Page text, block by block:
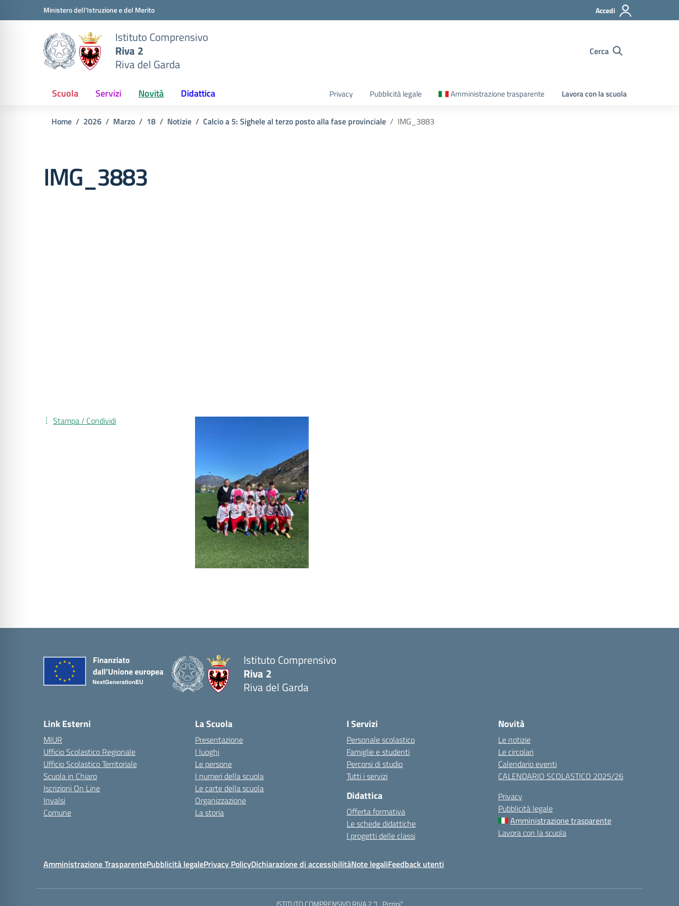
Vai ai contenuti
Vai al menu di navigazioneMinistero dell'Istruzione e del Merito Accedi
Istituto Comprensivo
Riva 2
Riva del Garda
Cerca
Scuola Servizi Novità Didattica Privacy Pubblicità legale Amministrazione trasparente Lavora con la scuola
Home 2026 Marzo 18 Notizie Calcio a 5: Sighele al terzo posto alla fase provinciale IMG_3883
IMG_3883
Stampa / Condividi
Istituto Comprensivo
Riva 2
Riva del Garda
Link Esterni
MIUR
Ufficio Scolastico Regionale
Ufficio Scolastico Territoriale
Scuola in Chiaro
Iscrizioni On Line
Invalsi
Comune
La Scuola
Presentazione
I luoghi
Le persone
I numeri della scuola
Le carte della scuola
Organizzazione
La storia
I Servizi
Personale scolastico
Famiglie e studenti
Percorsi di studio
Tutti i servizi
Didattica
Offerta formativa
Le schede didattiche
I progetti delle classi
Novità
Le notizie
Le circolari
Calendario eventi
CALENDARIO SCOLASTICO 2025/26
Privacy
Pubblicità legale
Amministrazione trasparente
Lavora con la scuola
Amministrazione TrasparentePubblicità legalePrivacy PolicyDichiarazione di accessibilitàNote legaliFeedback utenti
ISTITUTO COMPRENSIVO RIVA 2 "L. Pizzini"